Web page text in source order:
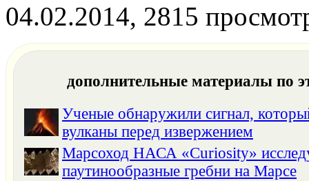
04.02.2014, 2815
дополнительные материалы по
Ученые обнаружили сигнал,
вулканы перед извержением
Марсоход НАСА «Curiosity»
паутинообразные гребни на Марсе